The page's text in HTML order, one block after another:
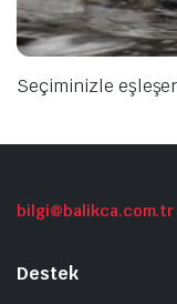
Seçiminizle
bilgi@balikca.com.tr
Destek